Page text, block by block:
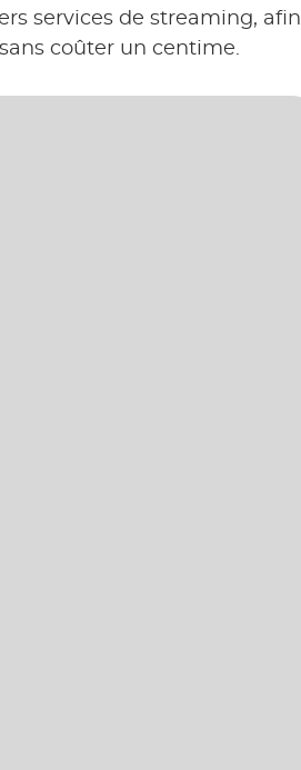
services de streaming, afin
coûter un centime.